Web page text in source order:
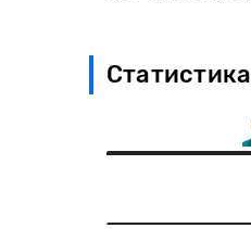
Статистика